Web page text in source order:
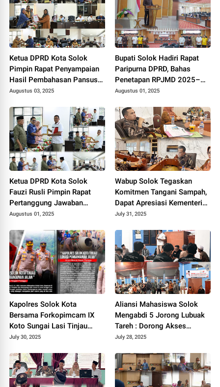
Ketua DPRD Kota Solok
Pimpin Rapat Penyampaian
Hasil Pembahasan Pansus
RPJMD Tahun 2025-2029.
Augustus 03, 2025
Bupati Solok Hadiri Rapat
Paripurna DPRD, Bahas
Penetapan RPJMD 2025–
2029
Augustus 01, 2025
Ketua DPRD Kota Solok
Fauzi Rusli Pimpin Rapat
Pertanggung Jawaban
Pelaksanaan APBD Kota
Augustus 01, 2025
Wabup Solok Tegaskan
Komitmen Tangani Sampah,
Dapat Apresiasi Kementerian
Lingkungan Hidup.
July 31, 2025
Kapolres Solok Kota
Bersama Forkopimcam IX
Koto Sungai Lasi Tinjau
Pembangunan Jalan Menuju
July 30, 2025
Aliansi Mahasiswa Solok
Mengabdi 5 Jorong Lubuak
Tareh : Dorong Akses
Kesehatan, Pendidikan, dan
July 28, 2025